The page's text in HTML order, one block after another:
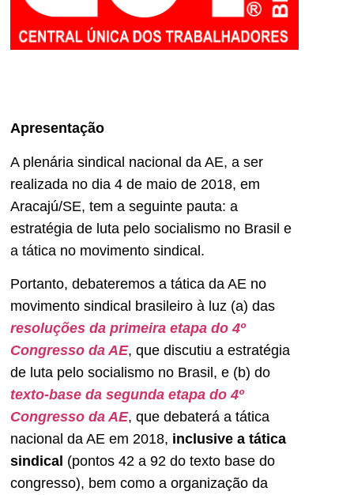
Apresentação
A plenária sindical nacional da AE, a ser
realizada no dia 4 de maio de 2018, em
Aracajú/SE, tem a seguinte pauta: a
estratégia de luta pelo socialismo no Brasil e
a tática no movimento sindical.
Portanto, debateremos a tática da AE no
movimento sindical brasileiro à luz (a) das
resoluções da primeira etapa do 4º
Congresso da AE, que discutiu a estratégia
de luta pelo socialismo no Brasil, e (b) do
texto-base da segunda etapa do 4º
Congresso da AE, que debaterá a tática
nacional da AE em 2018, inclusive a tática
sindical (pontos 42 a 92 do texto base do
congresso), bem como a organização da